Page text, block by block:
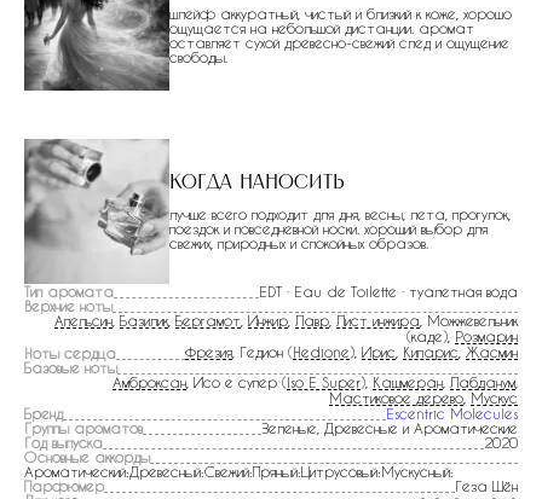
шлейф аккуратный, чистый и близкий к коже, хорошо
ощущается на небольшой дистанции. аромат
оставляет сухой древесно-свежий след и ощущение
свободы.
Когда наносить
лучше всего подходит для дня, весны, лета, прогулок,
поездок и повседневной носки. хороший выбор для
свежих, природных и спокойных образов.
Тип аромата
EDT · Eau de Toilette · туалетная вода
Верхние ноты
Апельсин Базилик Бергамот Инжир Лавр Лист инжира , Можжевельник
(каде), Розмарин
Ноты сердца
Фрезия , Гедион (Hedione), Ирис Кипарис Жасмин
Базовые ноты
Амброксан , Исо е супер (Iso E Super), Кашмеран Лабданум
Мастиковое дерево Мускус
Бренд
Escentric Molecules
Группы ароматов
Зеленые, Древесные и Ароматические
Год выпуска
2020
Основные аккорды
Ароматический:Древесный:Свежий:Пряный:Цитрусовый:Мускусный:
Парфюмер
Геза Шён